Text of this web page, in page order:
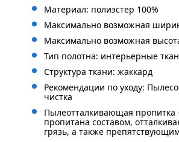
Материал: полиэстер 100%
Максимально возможная
Максимально возможная
Тип полотна: интерьерные
Структура ткани: жаккард
Рекомендации по уходу:
чистка
Пылеотталкивающая пропитка
пропитана составом,
грязь, а также